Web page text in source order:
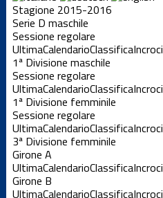
Stagione 2015-2016
Serie D maschile
Sessione regolare
UltimaCalendarioClassificaIncroci
1ª Divisione maschile
Sessione regolare
UltimaCalendarioClassificaIncroci
1ª Divisione femminile
Sessione regolare
UltimaCalendarioClassificaIncroci
3ª Divisione femminile
Girone A
UltimaCalendarioClassificaIncroci
Girone B
UltimaCalendarioClassificaIncroci